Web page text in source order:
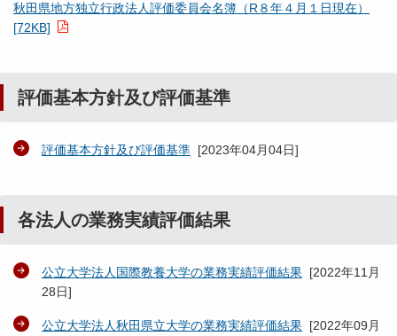
秋田県地方独立行政法人評価委員会名簿（R８年４月１日現在）
[72KB]
評価基本方針及び評価基準
評価基本方針及び評価基準 [2023年04月04日]
各法人の業務実績評価結果
公立大学法人国際教養大学の業務実績評価結果 [2022年11月
28日]
公立大学法人秋田県立大学の業務実績評価結果 [2022年09月